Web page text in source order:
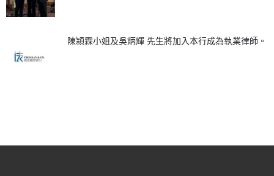
陳潁霖小姐及吳炳輝 先生將加入本行成為執業律師。